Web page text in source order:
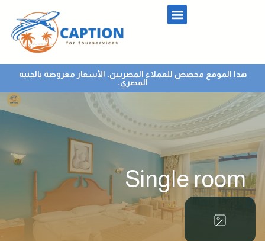
هذا الموقع مخصص للعملاء المصريين. الأسعار معروضة بالجنيه
المصري.
Single room